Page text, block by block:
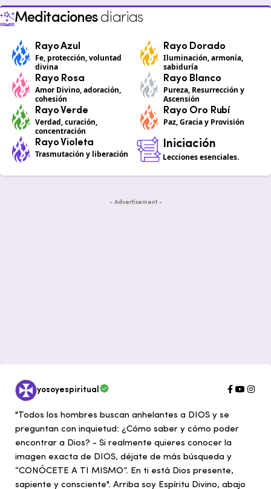
Meditacionesdiarias
Rayo Azul
Fe, protección, voluntad
divina
Rayo Dorado
Iluminación, armonía,
sabiduría
Rayo Rosa
Amor Divino, adoración,
cohesión
Rayo Blanco
Pureza, Resurrección y
Ascensión
Rayo Verde
Verdad, curación,
concentración
Rayo Oro Rubí
Paz, Gracia y Provisión
Rayo Violeta
Trasmutación y liberación
Iniciación
Lecciones esenciales.
- Advertisement -
yosoyespiritual
"Todos los hombres buscan anhelantes a DIOS y se
preguntan con inquietud: ¿Cómo saber y cómo poder
encontrar a Dios? - Si realmente quieres conocer la
imagen exacta de DIOS, déjate de más búsqueda y
“CONÓCETE A TI MISMO”. En ti está Dios presente,
sapiente y consciente". Arriba soy Espíritu Divino, abajo